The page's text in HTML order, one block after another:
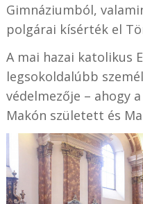
Gimnáziumból,
polgárai kísérték el
A mai hazai katolikus
legsokoldalúbb
védelmezője – ahogy
Makón született és